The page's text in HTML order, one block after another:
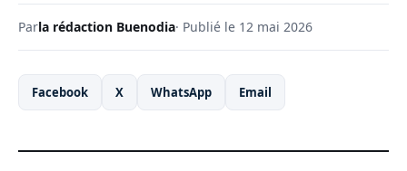
Parla rédaction Buenodia· Publié le 12 mai 2026
Facebook X WhatsApp Email